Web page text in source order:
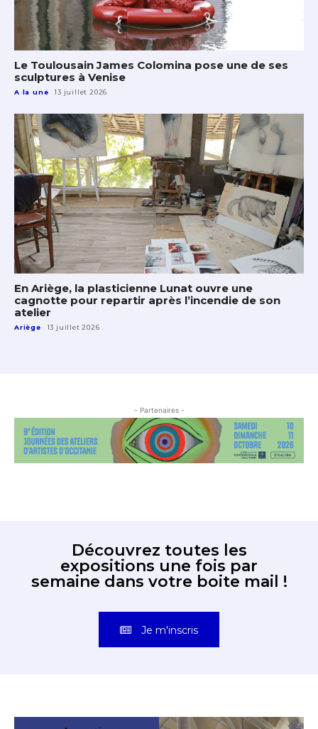
Le Toulousain James Colomina pose une de ses
sculptures à Venise
A la une 13 juillet 2026
En Ariège, la plasticienne Lunat ouvre une
cagnotte pour repartir après l’incendie de son
atelier
Ariège 13 juillet 2026
- Partenaires -
Découvrez toutes les
expositions une fois par
semaine dans votre boite mail !
Je m'inscris